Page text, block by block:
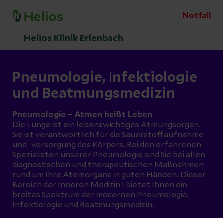
Notfall
Helios Klinik Erlenbach
Pneumologie, Infektiologie
und Beatmungsmedizin
Pneumologie – Atmen heißt Leben
Die Lunge ist ein lebenswichtiges Atmungsorgan.
Sie ist verantwortlich für die Sauerstoffaufnahme
und -versorgung des Körpers. Bei den erfahrenen
Spezialisten unserer Pneumologie sind Sie bei allen
diagnostischen und therapeutischen Maßnahmen
rund um Ihre Atemorgane in guten Händen. Dieser
Bereich der Inneren Medizin I bietet Ihnen ein
breites Spektrum der modernen Pneumologie,
Infektiologie und Beatmungsmedizin.